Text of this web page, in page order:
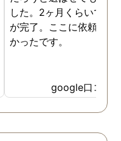
した。2ヶ月くらいで調
が完了。ここに依頼して
かったです。
google口コミ